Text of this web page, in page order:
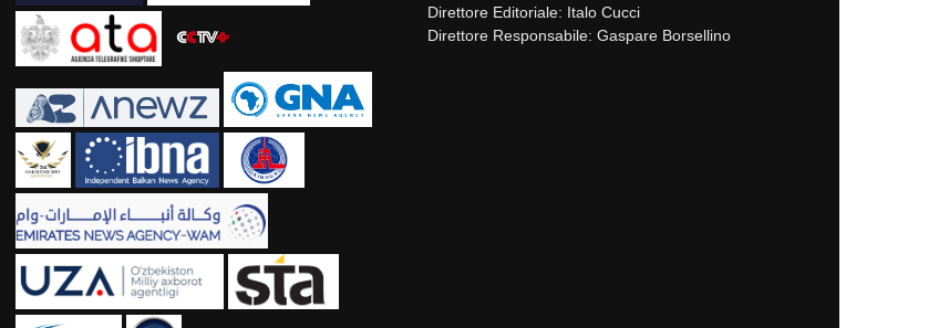
Direttore Editoriale: Italo Cucci
Direttore Responsabile: Gaspare Borsellino